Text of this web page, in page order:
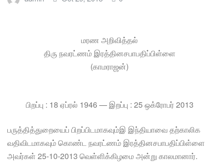
மரண அறிவித்தல்
திரு நவரட்ணம் இரத்தினசபாபதிப்பிள்ளை
(காமராஜன்)
பிறப்பு : 18 ஏப்ரல் 1946 — இறப்பு : 25 ஒக்ரோபர் 2013
பருத்தித்துறையைப் பிறப்பிடமாகவும்இ இந்தியாவை தற்காலிக
வதிவிடமாகவும் கொண்ட நவரட்ணம் இரத்தினசபாபதிப்பிள்ளை
அவர்கள் 25-10-2013 வெள்ளிக்கிழமை அன்று காலமானார்.